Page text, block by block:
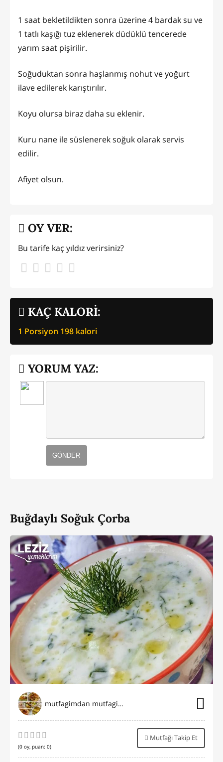
1 saat bekletildikten sonra üzerine 4 bardak su ve
1 tatlı kaşığı tuz eklenerek düdüklü tencerede
yarım saat pişirilir.
Soğuduktan sonra haşlanmış nohut ve yoğurt
ilave edilerek karıştırılır.
Koyu olursa biraz daha su eklenir.
Kuru nane ile süslenerek soğuk olarak servis
edilir.
Afiyet olsun.
KAÇ KALORİ:
1 Porsiyon 198 kalori
OY VER:
Bu tarife kaç yıldız verirsiniz?
YORUM YAZ:
GÖNDER
Buğdaylı Soğuk Çorba
mutfagimdan mutfaginiza
(0 oy, puan: 0)
Mutfağı Takip Et